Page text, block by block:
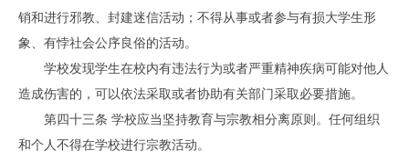
销和进行邪教、封建迷信活动；不得从事或者参与有损大学生形
象、有悖社会公序良俗的活动。
学校发现学生在校内有违法行为或者严重精神疾病可能对他人
造成伤害的，可以依法采取或者协助有关部门采取必要措施。
第四十三条 学校应当坚持教育与宗教相分离原则。任何组织
和个人不得在学校进行宗教活动。